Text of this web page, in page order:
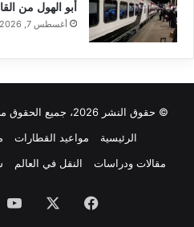
أبو الهول من
أغسطس 7, 2026
© حقوق النشر 2026، جميع الحقوق محفوظة |
الرئيسية
مواعيد القطارات
مقالات ودراسات
النقل في العالم
فيسبوك